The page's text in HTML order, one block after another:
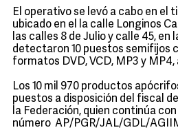
El operativo se levó a cabo en el
ubicado en el la calle Longinos
las calles 8 de Julio y calle 45, en
detectaron 10 puestos semifijos
formatos DVD, VCD, MP3 y
Los 10 mil 970 productos
puestos a disposición del fiscal
la Federación, quien continúa
número AP/PGR/JAL/GDL/